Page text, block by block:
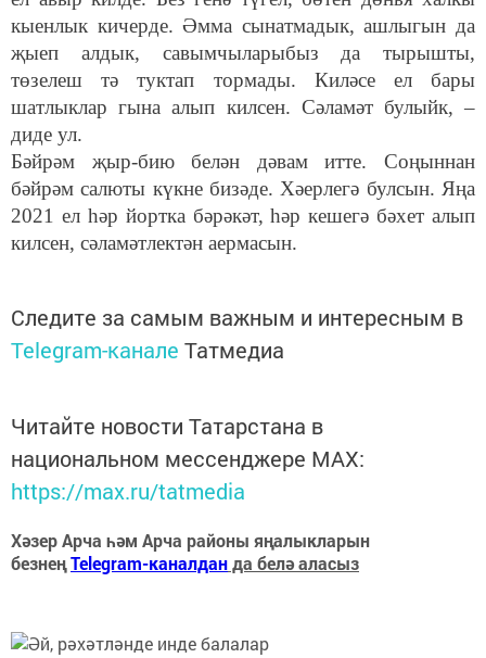
кыенлык кичерде. Әмма сынатмадык, ашлыгын да
җыеп алдык, савымчыларыбыз да тырышты,
төзелеш тә туктап тормады. Киләсе ел бары
шатлыклар гына алып килсен. Сәламәт булыйк, –
диде ул.
Бәйрәм җыр-бию белән дәвам итте. Соңыннан
бәйрәм салюты күкне бизәде. Хәерлегә булсын. Яңа
2021 ел һәр йортка бәрәкәт, һәр кешегә бәхет алып
килсен, сәламәтлектән аермасын.
Следите за самым важным и интересным в
Telegram-канале Татмедиа
Читайте новости Татарстана в
национальном мессенджере MАХ:
https://max.ru/tatmedia
Хәзер Арча һәм Арча районы яңалыкларын
безнеңTelegram-каналданда белә аласыз